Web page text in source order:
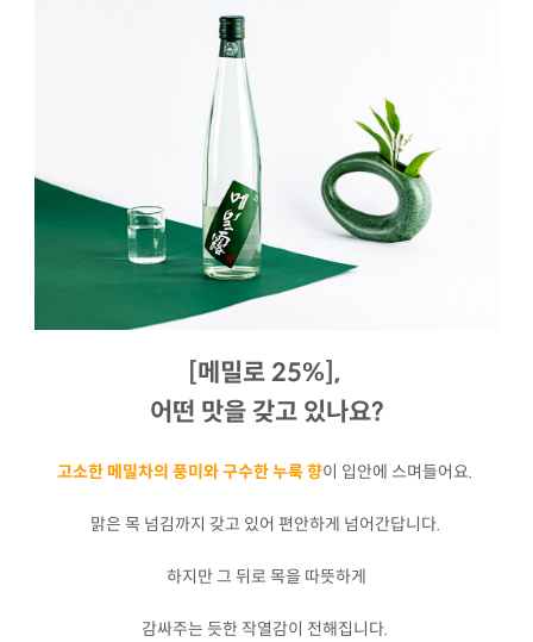
[메밀로 25%],
어떤 맛을 갖고 있나요?
고소한 메밀차의 풍미와 구수한 누룩 향이 입안에 스며들어요.
맑은 목 넘김까지 갖고 있어 편안하게 넘어간답니다.
하지만 그 뒤로 목을 따뜻하게
감싸주는 듯한 작열감이 전해집니다.